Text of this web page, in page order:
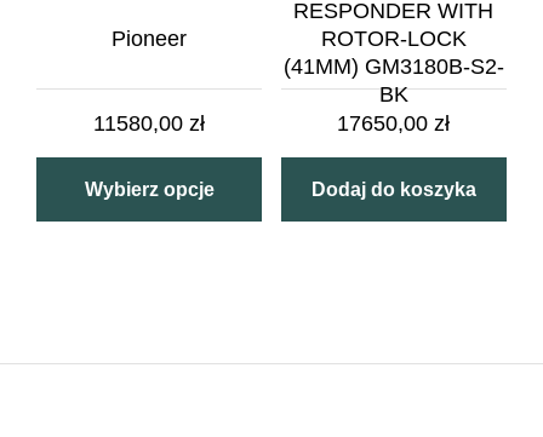
Pioneer
11580,00zł
Wybierz opcje
RESPONDER WITH
ROTOR-LOCK
(41MM) GM3180B-S2-
BK
17650,00zł
Dodaj do koszyka